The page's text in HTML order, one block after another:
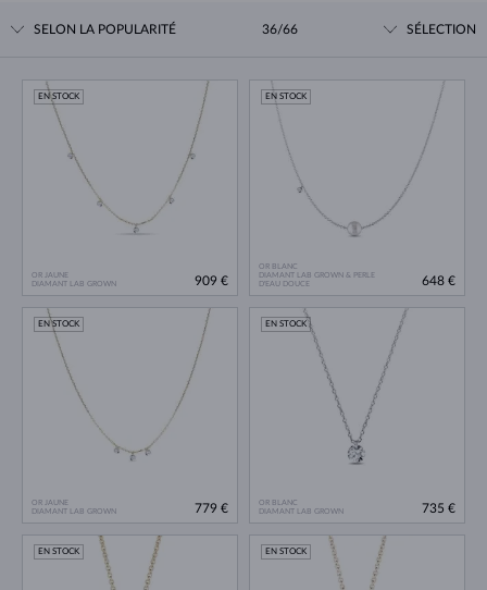
SELON LA POPULARITÉ 36/66 SÉLECTION
OR JAUNE
DIAMANT LAB GROWN
EN STOCK
909 €
OR BLANC
DIAMANT LAB GROWN & PERLE
D'EAU DOUCE
EN STOCK
648 €
OR JAUNE
DIAMANT LAB GROWN
EN STOCK
779 €
OR BLANC
DIAMANT LAB GROWN
EN STOCK
735 €
EN STOCK EN STOCK